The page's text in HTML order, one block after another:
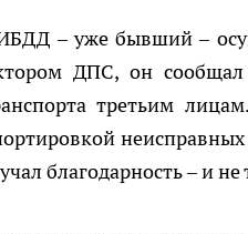
– уже бывший –
ДПС, он
третьим
благодарность – и не